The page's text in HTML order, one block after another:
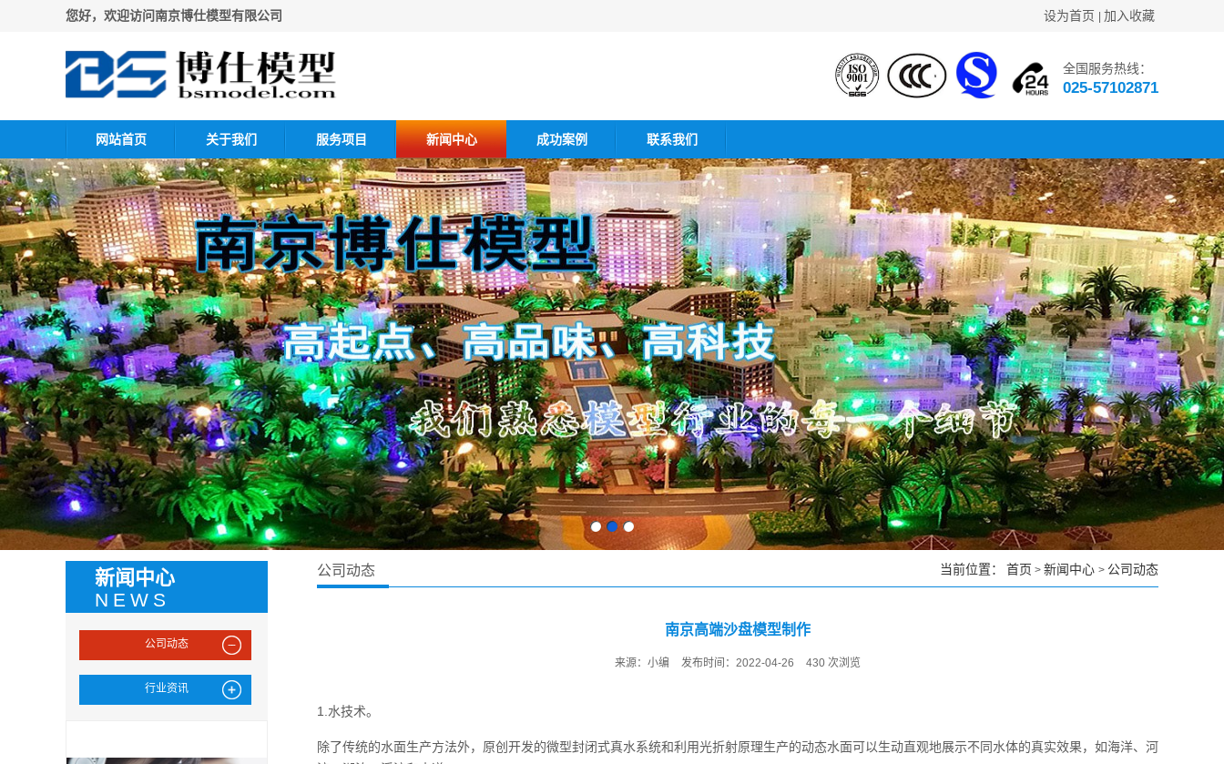
您好，欢迎访问南京博仕模型有限公司 设为首页 加入收藏
全国服务热线：
025-57102871
网站首页 关于我们 服务项目 新闻中心 成功案例 联系我们
新闻中心
NEWS
公司动态
行业资讯
公司动态 当前位置： 首页 > 新闻中心 > 公司动态
南京高端沙盘模型制作
来源：小编 发布时间：2022-04-26 430 次浏览
1.水技术。
除了传统的水面生产方法外，原创开发的微型封闭式真水系统和利用光折射原理生产的动态水面可以生动直观地展示不同水体的真实效果，如海洋、河